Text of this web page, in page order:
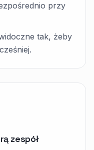
przy
tak, żeby
zespół